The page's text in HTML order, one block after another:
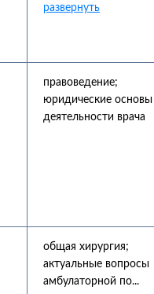
правоведение;
юридические основы
деятельности врача
общая хирургия;
актуальные вопросы
амбулаторной по...